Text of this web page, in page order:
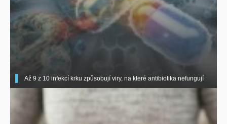
Až 9 z 10 infekcí krku způsobují viry, na které antibiotika nefungují